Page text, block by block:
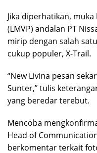
Jika diperhatikan,
(LMVP) andalan PT
mirip dengan salah
cukup populer, X-Trail.
“New Livina pesan
Sunter,” tulis
yang beredar terebut.
Mencoba
Head of
berkomentar terkait